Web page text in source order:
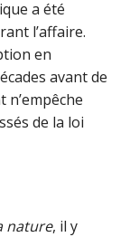
a été
l’affaire.
en
avant de
de la loi
nature, il y